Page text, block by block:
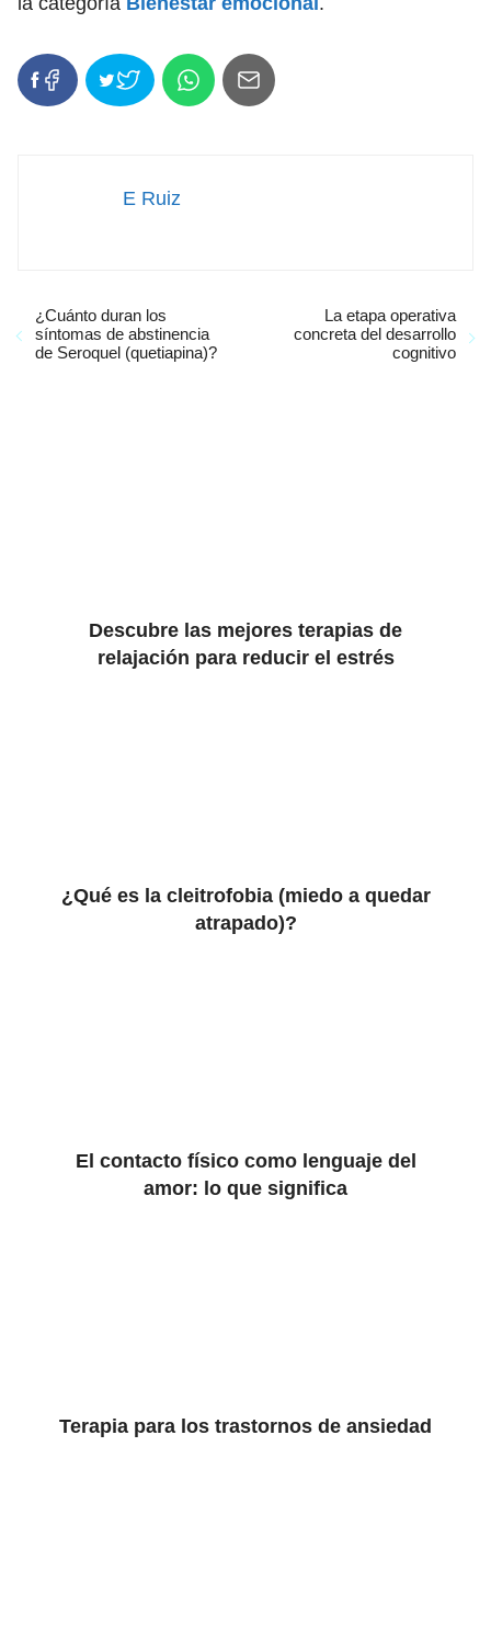
E Ruiz
¿Cuánto duran los
síntomas de abstinencia
de Seroquel (quetiapina)?
La etapa operativa
concreta del desarrollo
cognitivo
Descubre las mejores terapias de
relajación para reducir el estrés
¿Qué es la cleitrofobia (miedo a quedar
atrapado)?
El contacto físico como lenguaje del
amor: lo que significa
Terapia para los trastornos de ansiedad